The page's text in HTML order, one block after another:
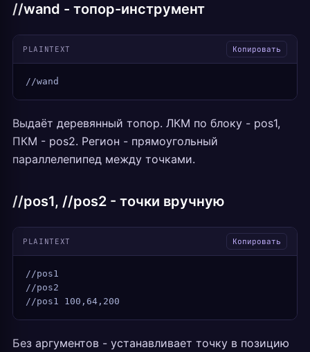
//wand - топор-инструмент
PLAINTEXT Копировать
//wand
Выдаёт деревянный топор. ЛКМ по блоку - pos1,
ПКМ - pos2. Регион - прямоугольный
параллелепипед между точками.
//pos1, //pos2 - точки вручную
PLAINTEXT Копировать
//pos1
//pos2
//pos1 100,64,200
Без аргументов - устанавливает точку в позицию